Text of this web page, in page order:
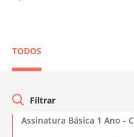
TODOS
Assinatura Básica 1 Ano -